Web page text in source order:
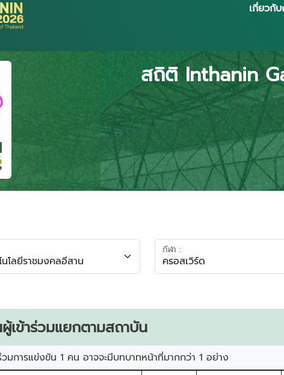
เกี่ยวกั
สถิติ Inthanin
กีฬา :
เข้าร่วมแยกตามสถาบัน
วมการแข่งขัน 1 คน อาจจะมีบทบาทหน้าที่มากกว่า 1 อย่าง